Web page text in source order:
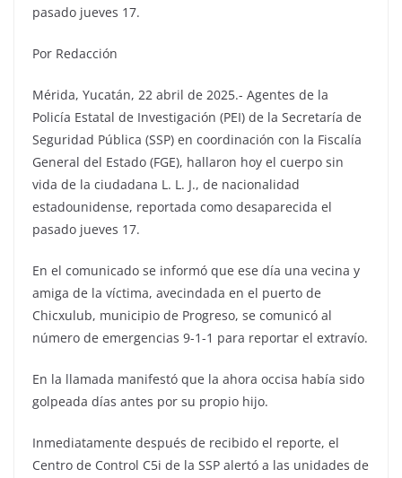
pasado jueves 17.
Por Redacción
Mérida, Yucatán, 22 abril de 2025.- Agentes de la
Policía Estatal de Investigación (PEI) de la Secretaría de
Seguridad Pública (SSP) en coordinación con la Fiscalía
General del Estado (FGE), hallaron hoy el cuerpo sin
vida de la ciudadana L. L. J., de nacionalidad
estadounidense, reportada como desaparecida el
pasado jueves 17.
En el comunicado se informó que ese día una vecina y
amiga de la víctima, avecindada en el puerto de
Chicxulub, municipio de Progreso, se comunicó al
número de emergencias 9-1-1 para reportar el extravío.
En la llamada manifestó que la ahora occisa había sido
golpeada días antes por su propio hijo.
Inmediatamente después de recibido el reporte, el
Centro de Control C5i de la SSP alertó a las unidades de